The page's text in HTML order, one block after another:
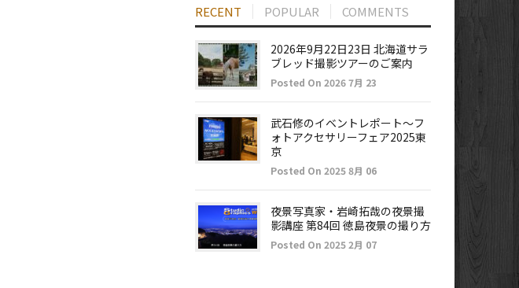
RECENT POPULAR COMMENTS
2026年9月22日23日 北海道サラ
ブレッド撮影ツアーのご案内
Posted On 2026 7月 23
武石修のイベントレポート～フ
ォトアクセサリーフェア2025東
京
Posted On 2025 8月 06
夜景写真家・岩崎拓哉の夜景撮
影講座 第84回 徳島夜景の撮り方
Posted On 2025 2月 07